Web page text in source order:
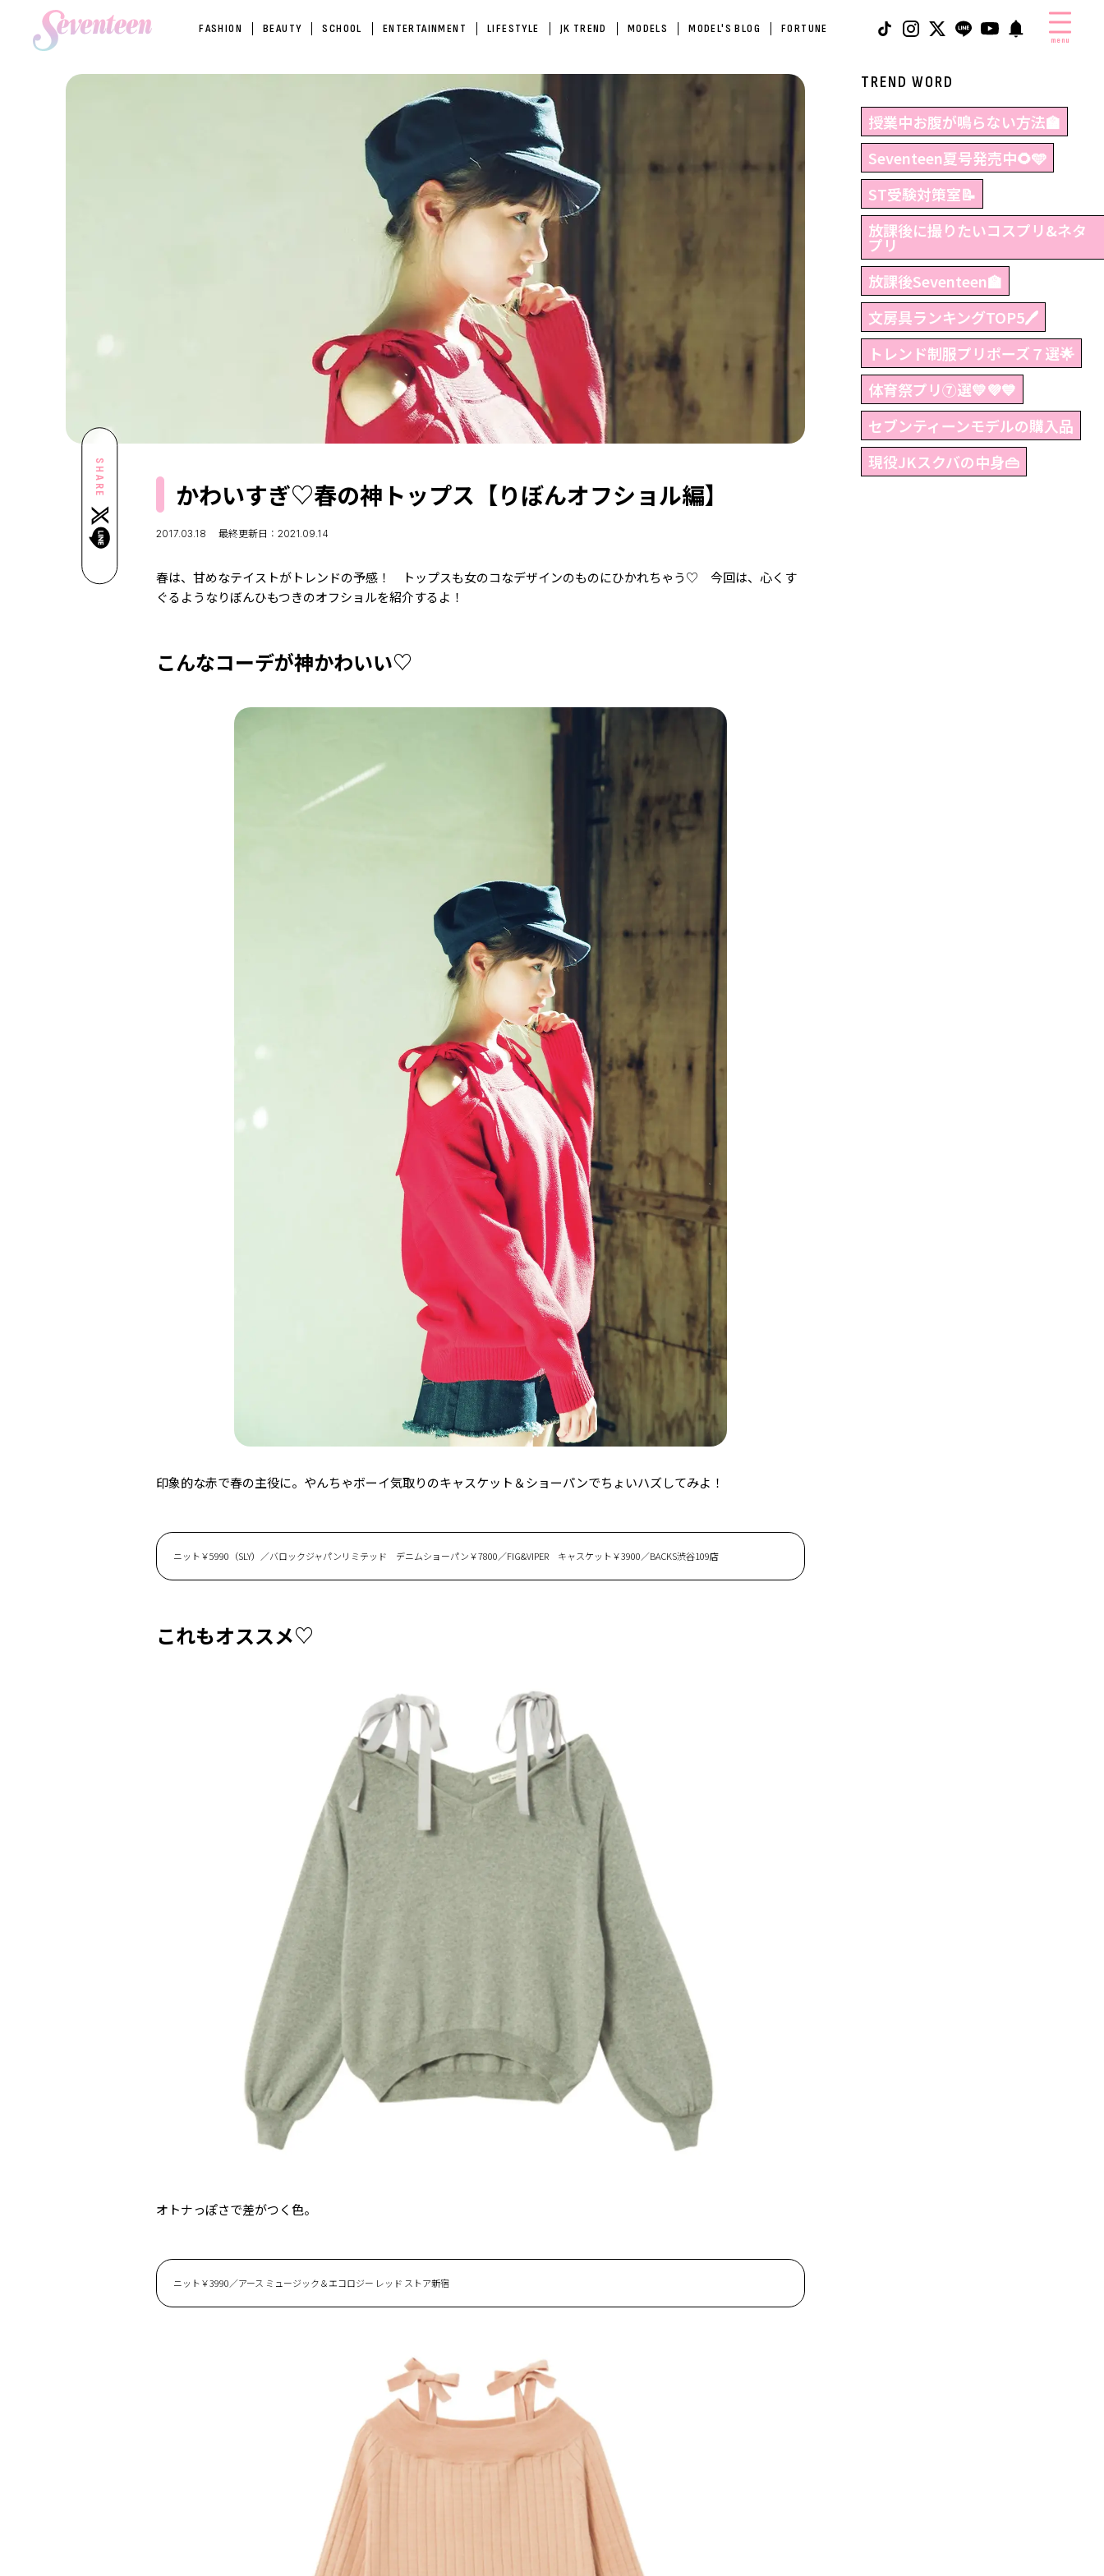
FASHION BEAUTY SCHOOL ENTERTAINMENT LIFESTYLE JK TREND MODELS MODEL'S BLOG FORTUNE
menu
SHARE かわいすぎ♡春の神トップス【りぼんオフショル編】
2017.03.18 最終更新日：2021.09.14
春は、甘めなテイストがトレンドの予感！ トップスも女のコなデザインのものにひかれちゃう♡ 今回は、心くす
ぐるようなりぼんひもつきのオフショルを紹介するよ！
こんなコーデが神かわいい♡
印象的な赤で春の主役に。やんちゃボーイ気取りのキャスケット＆ショーパンでちょいハズしてみよ！
ニット￥5990（SLY）／バロックジャパンリミテッド デニムショーパン￥7800／FIG&VIPER キャスケット￥3900／BACKS渋谷109店
これもオススメ♡
オトナっぽさで差がつく色。
ニット￥3990／アース ミュージック＆エコロジー レッド ストア新宿
TREND WORD
授業中お腹が鳴らない方法🏫
Seventeen夏号発売中🌻🩵
ST受験対策室📝
放課後に撮りたいコスプリ&ネタ
プリ
放課後Seventeen🏫
文房具ランキングTOP5🖊
トレンド制服プリポーズ７選🌟
体育祭プリ⑦選💛💜💙
セブンティーンモデルの購入品
現役JKスクバの中身👜